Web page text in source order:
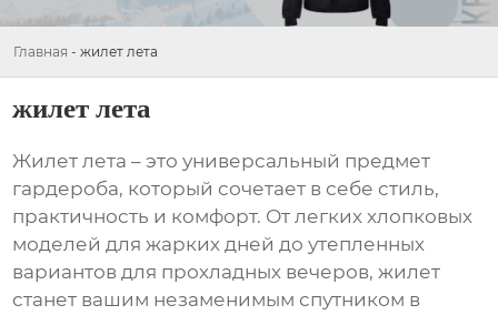
Главная - жилет лета
жилет лета
Жилет лета – это универсальный предмет
гардероба, который сочетает в себе стиль,
практичность и комфорт. От легких хлопковых
моделей для жарких дней до утепленных
вариантов для прохладных вечеров, жилет
станет вашим незаменимым спутником в